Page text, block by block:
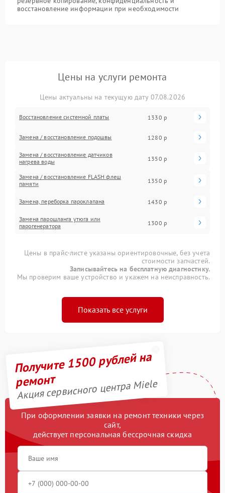
восстановление информации при необходимости
Цены на услуги ремонта
Цены актуальны на текущую дату 07.08.2026
Восстановление системной платы 1330 р
Замена / восстановление подошвы 1280 р
Замена / восстановление датчиков
нагрева воды
1350 р
Замена / восстановление FLASH флеш
памяти
1350 р
Замена, переборка пароклапана 1430 р
Замена парошланга утюга или
парогенератора
1300 р
Цены в прайс-листе указаны ориентировочные, без учета
стоимости запчастей.
Записывайтесь на бесплатную диагностику.
Мы проверим ваше устройство и укажем на неисправность.
Показать все услуги
Получите 1500 рублей на
ремонт
Акция сервисного центра Miele
При оформлении заявки на ремонт техники через
сайт,
действует персональная бессрочная скидка